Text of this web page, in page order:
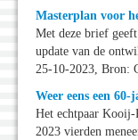
Masterplan voor
Met deze brief
update van de
25-10-2023, Bron:
Weer eens een
Het echtpaar
2023 vierden